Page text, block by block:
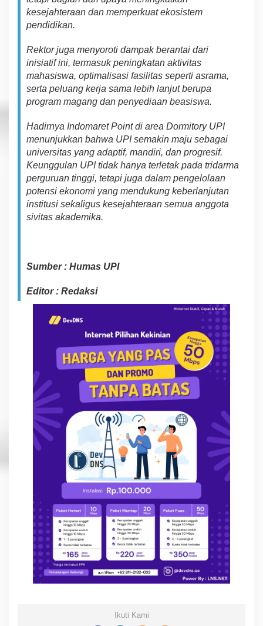
kesejahteraan dan memperkuat ekosistem
pendidikan.
Rektor juga menyoroti dampak berantai dari
inisiatifini, termasuk peningkatan aktivitas
mahasiswa, optimalisasi fasilitas seperti asrama,
serta peluang kerja sama lebih lanjutberupa
program magang dan penyediaan beasiswa.
Hadirnya Indomaret Point di area Dormitory UPI
menunjukkan bahwa UPIsemakin maju sebagai
universitas yang adaptif, mandiri, dan progresif.
Keunggulan UPItidak hanya terletakpada tridarma
perguruan tinggi, tetapi juga dalam pengelolaan
potensi ekonomi yang mendukung keberlanjutan
institusi sekaligus kesejahteraan semua anggota
sivitas akademika.
Sumber : Humas UPI
Editor : Redaksi
Ikuti Kami